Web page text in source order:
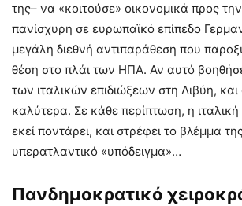
της– να «κοιτούσε» οικονομικά προς
πανίσχυρη σε ευρωπαϊκό επίπεδο
μεγάλη διεθνή αντιπαράθεση που
θέση στο πλάι των ΗΠΑ. Αν αυτό
των ιταλικών επιδιώξεων στη Λιβύη,
καλύτερα. Σε κάθε περίπτωση, η
εκεί ποντάρει, και στρέφει το βλέμμα
υπερατλαντικό «υπόδειγμα»…
Πανδημοκρατικό